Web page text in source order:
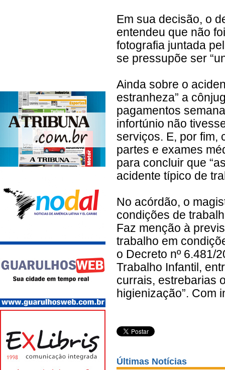
Em sua decisão, o
entendeu que não
fotografia juntada
se pressupõe ser
Ainda sobre o
estranheza” a
pagamentos
infortúnio não
serviços. E, por fim,
partes e exames
para concluir que
acidente típico de
No acórdão, o
condições de
Faz menção à
trabalho em
o Decreto nº 6.481/
Trabalho Infantil,
currais, estrebarias
higienização”. Com
Últimas Notícias